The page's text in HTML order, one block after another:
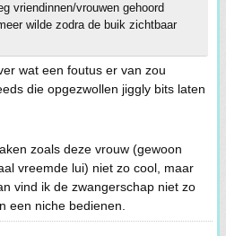
vriendinnen/vrouwen gehoord
wilde zodra de buik zichtbaar
wat een foutus er van zou
die opgezwollen jiggly bits laten
zoals deze vrouw (gewoon
vreemde lui) niet zo cool, maar
vind ik de zwangerschap niet zo
een niche bedienen.